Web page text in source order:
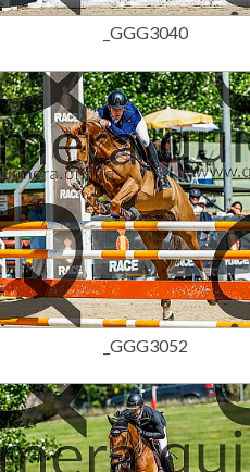
_GGG3040
15,00 €
_GGG3052